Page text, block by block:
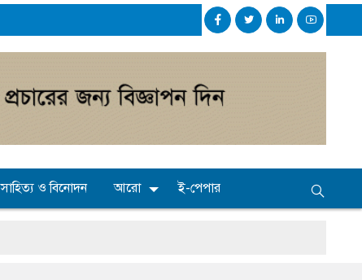
সাহিত্য ও বিনোদন আরো ই-পেপার